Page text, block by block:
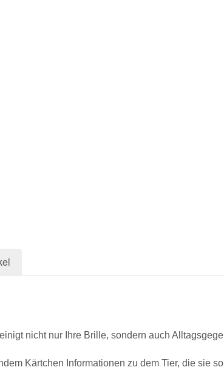
nicht nur Ihre Brille, sondern auch
Kärtchen Informationen zu dem Tier, die sie